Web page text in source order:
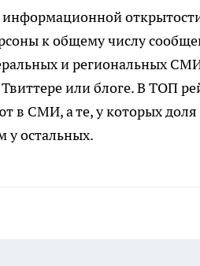
к общему числу
и региональных
или блоге. В ТОП
в СМИ, а те, у которых
у остальных.